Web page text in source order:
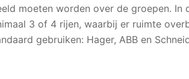
moeten worden over de groepen.
3 of 4 rijen, waarbij er ruimte
gebruiken: Hager, ABB en